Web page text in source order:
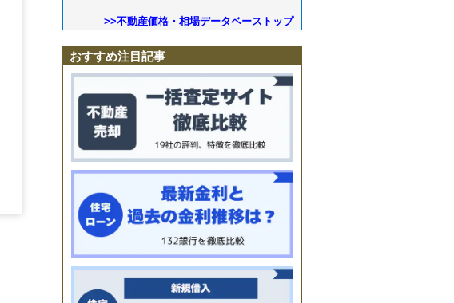
富津内富田
>>不動産価格・相場データベーストップ
おすすめ注目記事